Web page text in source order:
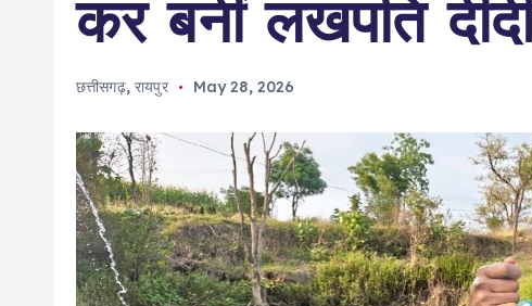
कर बनीं लखपति
छत्तीसगढ़,रायपुर May 28, 2026